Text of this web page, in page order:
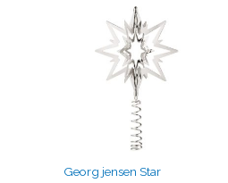
Georg jensen Star